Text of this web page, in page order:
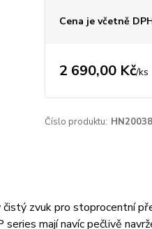
Cena je včetně
2 690,00 Kč/ks
Číslo produktu:
zvuk pro stoprocentní
mají navíc pečlivě